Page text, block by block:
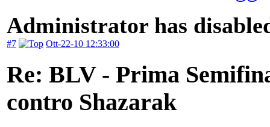
Administrator has
#7 Ott-22-10 12:33:00
Re: BLV - Prima
contro Shazarak